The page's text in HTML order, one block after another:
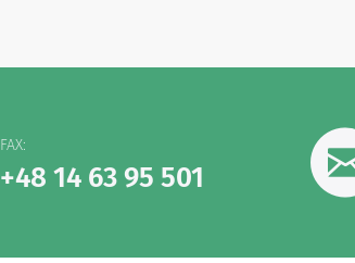
FAX:
+48 14 63 95 501